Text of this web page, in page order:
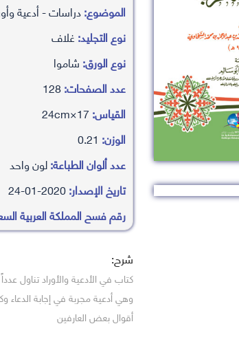
الموضوع:دراسات - أدعية
نوع التجليد:غلاف
نوع الورق:شاموا
عدد الصفحات:128
القياس:17×24cm
الوزن:
عدد ألوان الطباعة:لون واحد
تاريخ الإصدار:2020-01-24
رقم فسح المملكة العربية
شرح:
كتاب في الأدعية والأوراد تناول
وهي أدعية مجربة في إجابة
أقوال بعض العارفين